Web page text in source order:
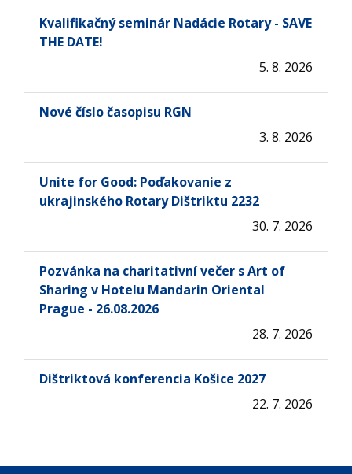
Kvalifikačný seminár Nadácie Rotary - SAVE
THE DATE!
5. 8. 2026
Nové číslo časopisu RGN
3. 8. 2026
Unite for Good: Poďakovanie z
ukrajinského Rotary Dištriktu 2232
30. 7. 2026
Pozvánka na charitativní večer s Art of
Sharing v Hotelu Mandarin Oriental
Prague - 26.08.2026
28. 7. 2026
Dištriktová konferencia Košice 2027
22. 7. 2026